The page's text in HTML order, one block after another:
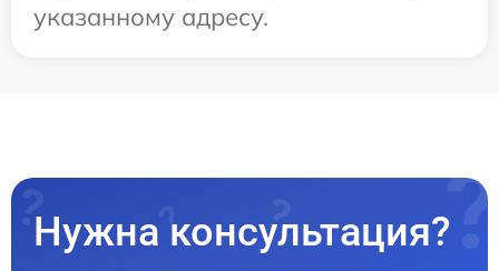
указанному адресу.
Нужна консультация?